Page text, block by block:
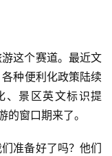
这个赛道。最近文
种便利化政策陆续
、景区英文标识提
窗口期来了。
准备好了吗？他们